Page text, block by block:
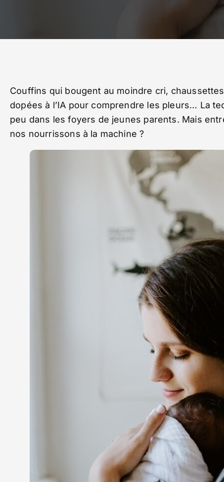
Couffins qui bougent au moindre cri,
dopées à l’IA pour comprendre les pleurs… La
peu dans les foyers de jeunes parents. Mais
nos nourrissons à la machine ?